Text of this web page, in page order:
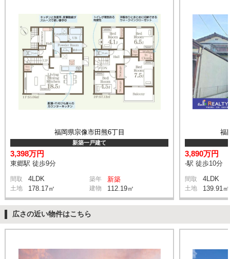
福岡県宗像市田熊6丁目
新築一戸建て
3,398万円
東郷駅 徒歩9分
間取 4LDK 築年 新築
土地 178.17㎡ 建物 112.19㎡
福
3,890万円
-駅 徒歩10分
間取 4LDK
土地 139.91㎡
広さの近い物件はこちら